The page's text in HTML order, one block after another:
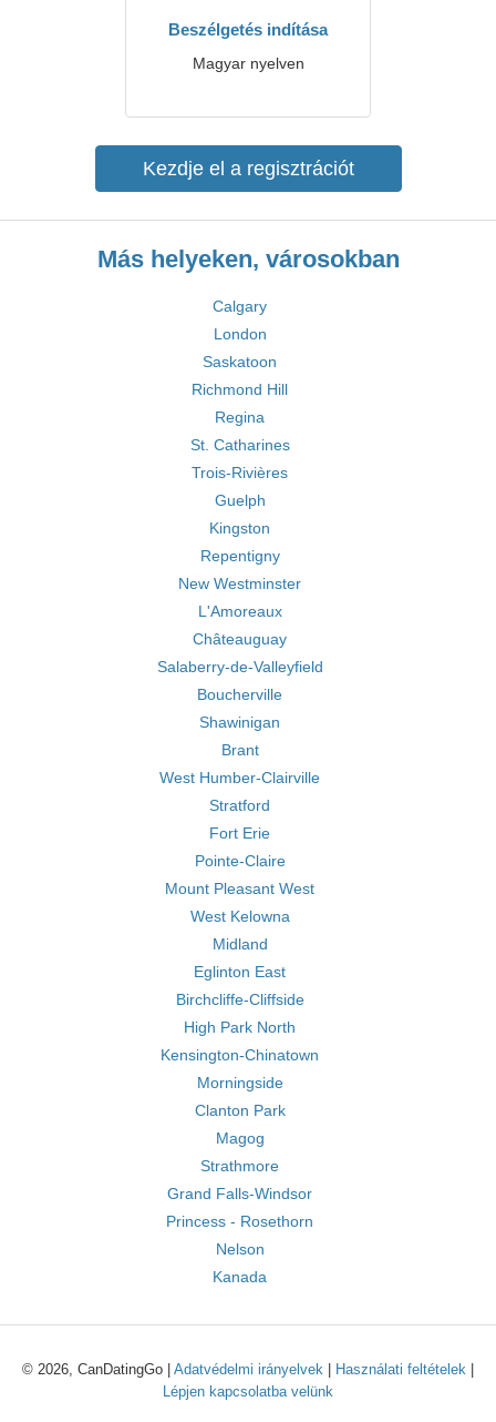
Beszélgetés indítása
Magyar nyelven
Kezdje el a regisztrációt
Más helyeken, városokban
Calgary
London
Saskatoon
Richmond Hill
Regina
St. Catharines
Trois-Rivières
Guelph
Kingston
Repentigny
New Westminster
L'Amoreaux
Châteauguay
Salaberry-de-Valleyfield
Boucherville
Shawinigan
Brant
West Humber-Clairville
Stratford
Fort Erie
Pointe-Claire
Mount Pleasant West
West Kelowna
Midland
Eglinton East
Birchcliffe-Cliffside
High Park North
Kensington-Chinatown
Morningside
Clanton Park
Magog
Strathmore
Grand Falls-Windsor
Princess - Rosethorn
Nelson
Kanada
© 2026, CanDatingGo | Adatvédelmi irányelvek Használati feltételek
Lépjen kapcsolatba velünk